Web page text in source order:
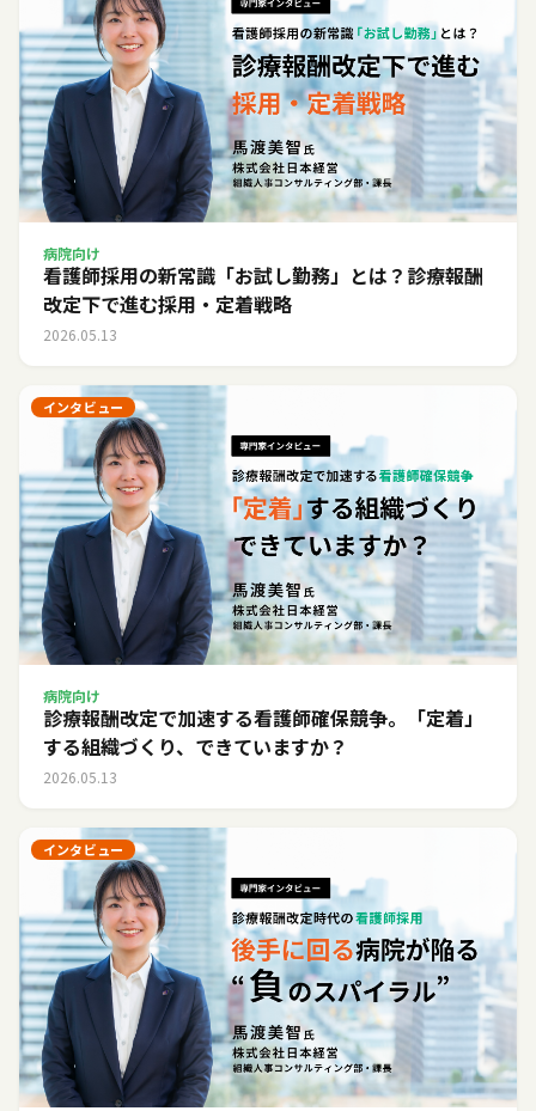
病院向け
看護師採用の新常識「お試し勤務」とは？診療報酬
改定下で進む採用・定着戦略
2026.05.13
インタビュー
病院向け
診療報酬改定で加速する看護師確保競争。「定着」
する組織づくり、できていますか？
2026.05.13
インタビュー